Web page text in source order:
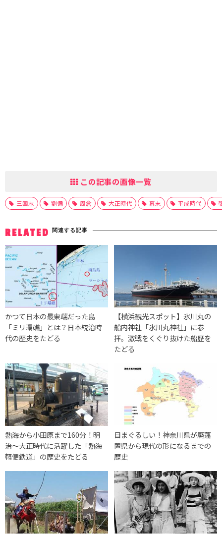
この記事の画像一覧
三国志 劉備 周倉 大正時代 幕末 平成時代
RELATED 関連する記事
かつて日本の最東端だった島
「ミリ環礁」とは？日本統治時
代の歴史をたどる
【横浜観光スポット】氷川丸の
船内神社「氷川丸神社」に参
拝。激戦をくぐり抜けた船歴を
たどる
熱海から小田原まで160分！明
治〜大正時代に活躍した「熱海
軽便鉄道」の歴史をたどる
目まぐるしい！神奈川県が廃藩
置県から現代の形になるまでの
歴史